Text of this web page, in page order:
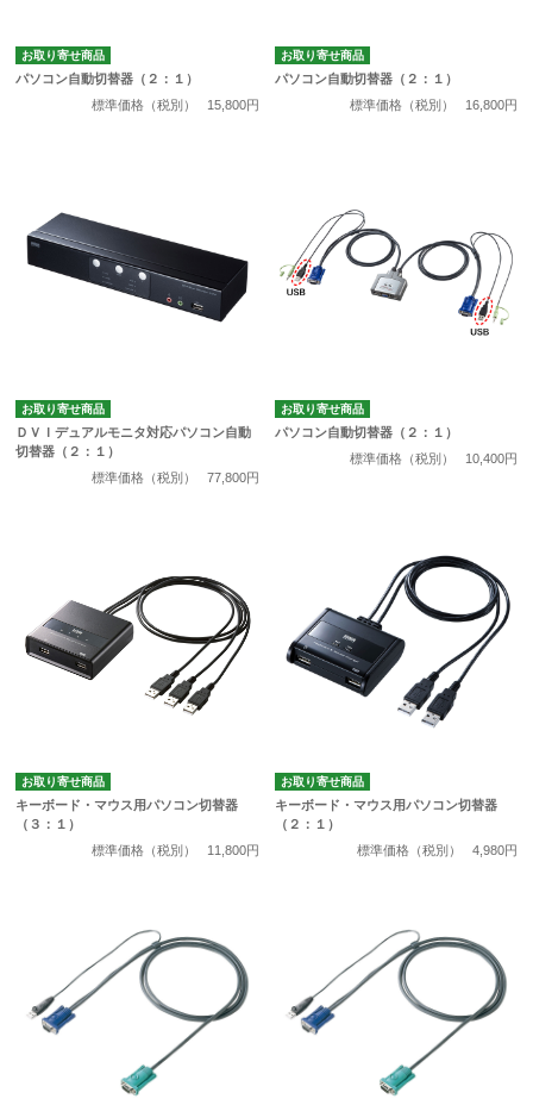
お取り寄せ商品
パソコン自動切替器（２：１）
標準価格（税別）
15,800円
お取り寄せ商品
パソコン自動切替器（２：１）
標準価格（税別）
16,800円
お取り寄せ商品
ＤＶＩデュアルモニタ対応パソコン自動
切替器（２：１）
標準価格（税別）
77,800円
お取り寄せ商品
パソコン自動切替器（２：１）
標準価格（税別）
10,400円
お取り寄せ商品
キーボード・マウス用パソコン切替器
（３：１）
標準価格（税別）
11,800円
お取り寄せ商品
キーボード・マウス用パソコン切替器
（２：１）
標準価格（税別）
4,980円